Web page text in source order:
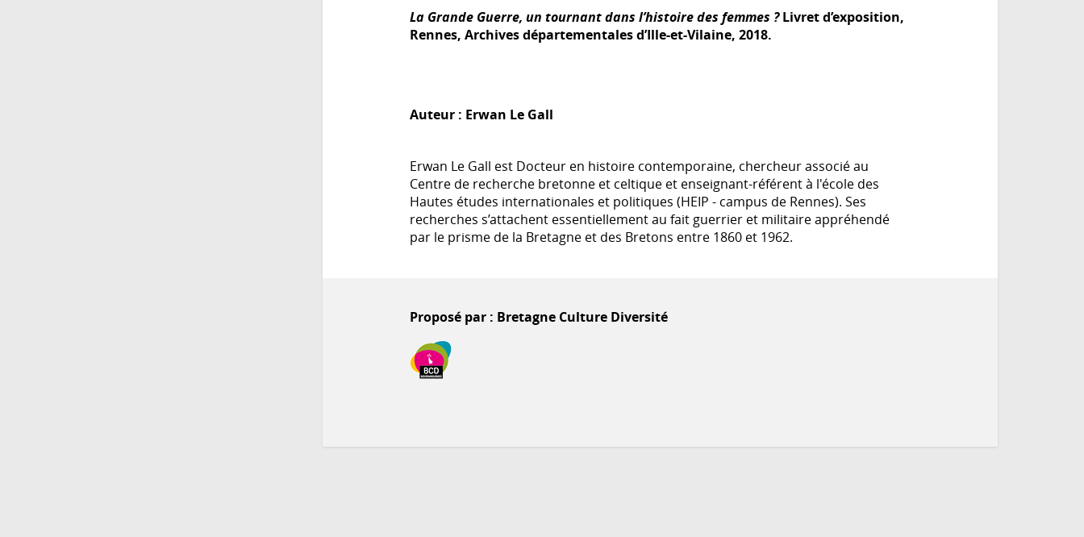
La Grande Guerre, un tournant dans l’histoire des femmes ?Livret d’exposition,
Rennes, Archives départementales d’Ille-et-Vilaine, 2018.
Auteur : Erwan Le Gall
Erwan Le Gall est Docteur en histoire contemporaine, chercheur associé au
Centre de recherche bretonne et celtique et enseignant-référent à l'école des
Hautes études internationales et politiques (HEIP - campus de Rennes). Ses
recherches s’attachent essentiellement au fait guerrier et militaire appréhendé
par le prisme de la Bretagne et des Bretons entre 1860 et 1962.
Proposé par : Bretagne Culture Diversité